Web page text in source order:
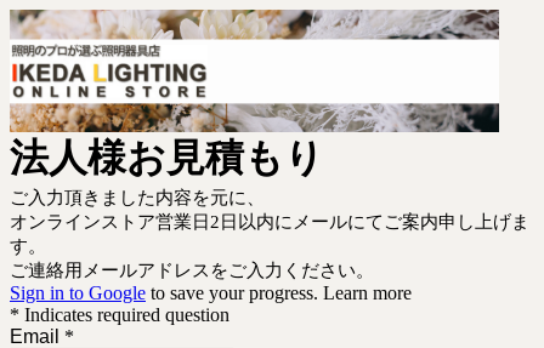
法人様お見積もり
ご入力頂きました内容を元に、
オンラインストア営業日2日以内にメールにてご案内申し上げま
す。
ご連絡用メールアドレスをご入力ください。
Sign in to Google to save your progress. Learn more
* Indicates required question
Email *